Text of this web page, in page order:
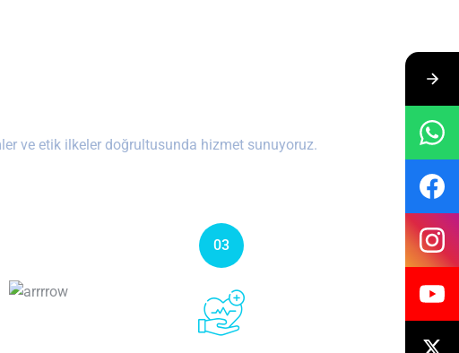
ve etik ilkeler doğrultusunda hizmet sunuyoruz.
03